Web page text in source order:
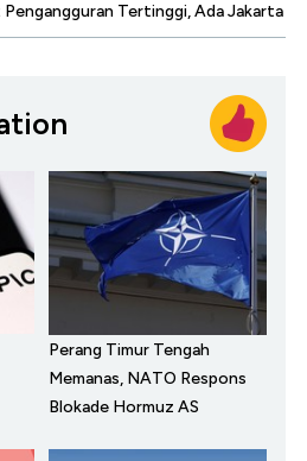
Tertinggi, Ada Jakarta
Perang Timur Tengah
Memanas, NATO Respons
Blokade Hormuz AS